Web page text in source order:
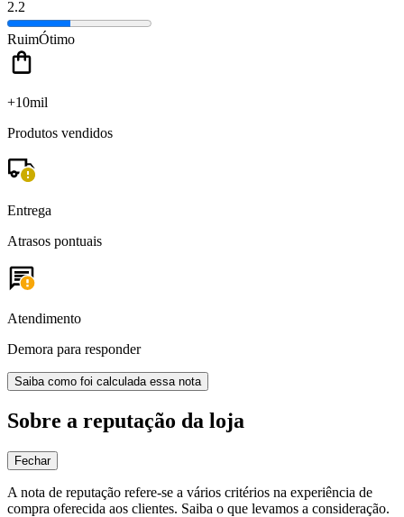
2.2
RuimÓtimo
+10mil
Produtos vendidos
Entrega
Atrasos pontuais
Atendimento
Demora para responder
Saiba como foi calculada essa nota
Sobre a reputação da loja
Fechar
A nota de reputação refere-se a vários critérios na experiência de
compra oferecida aos clientes. Saiba o que levamos a consideração.